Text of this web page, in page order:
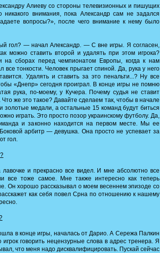
Алиеву со стороны телевизионных и пишущих
внимания, пока Александр сам не задался
вопросы?», после чего внимание к нему было
гол? — начал Александр. — С вне игры. Я согласен,
можно ставить второй и удалять при этом игрока?
на сборах перед чемпионатом Европы, когда к нам
все тонкости. Человек прыгает спиной. Да, рука у него
Удалять и ставить за это пенальти...? Ну все
«Днепр» сегодня проиграл. В конце игры не помню
рука, по-моему, у Кучера. Почему судья не ставит
же это такое? Давайте сделаем так, чтобы в начале
золотые медали, а остальные 15 команд будут биться
играть. Это просто позор украинскому футболу. Да,
и законно находится на первом месте. Мы ее
арбитр — девушка. Она просто не успевает за
гол.
и прекрасно все видел. И мне абсолютно все
все тоже самое. Мне также интересно как теперь
Он хорошо рассказывал о моем весеннем эпизоде со
как себя повел Срна по отношению к нашему
в конце игры, началась от Дарио. А Сережа Палкин
игрок говорить нецензурные слова в адрес тренера. Я
что меня надо дисквалифицировать. Пускай сейчас